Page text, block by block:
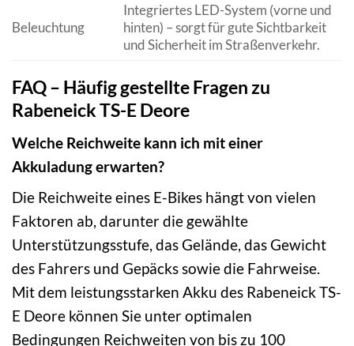
Beleuchtung
Integriertes LED-System (vorne und
hinten) – sorgt für gute Sichtbarkeit
und Sicherheit im Straßenverkehr.
FAQ – Häufig gestellte Fragen zu
Rabeneick TS-E Deore
Welche Reichweite kann ich mit einer
Akkuladung erwarten?
Die Reichweite eines E-Bikes hängt von vielen
Faktoren ab, darunter die gewählte
Unterstützungsstufe, das Gelände, das Gewicht
des Fahrers und Gepäcks sowie die Fahrweise.
Mit dem leistungsstarken Akku des Rabeneick TS-
E Deore können Sie unter optimalen
Bedingungen Reichweiten von bis zu 100